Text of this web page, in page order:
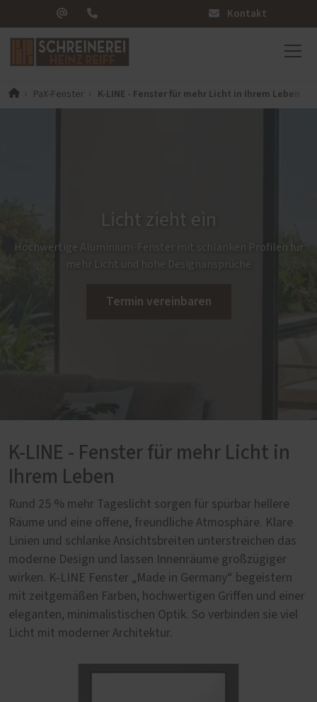
Kontakt
PaX-Fenster K-LINE - Fenster für mehr Licht in Ihrem Leben
Licht zieht ein
Hochwertige Aluminium-Fenster mit schlanken Profilen für
mehr Licht und hohe Designansprüche
Termin vereinbaren
K-LINE - Fenster für mehr Licht in
Ihrem Leben
Rund 25 % mehr Tageslicht sorgen für spürbar hellere
Räume und eine offene, freundliche Atmosphäre. Klare
Linien und schlanke Ansichtsbreiten unterstreichen das
moderne Design und lassen Innenräume großzügiger
wirken. K-LINE Fenster „Made in Germany“ begeistern
mit zeitgemäßen Farben, hochwertigen Griffen und einer
eleganten, minimalistischen Optik. So verbinden sie viel
Licht mit moderner Architektur.